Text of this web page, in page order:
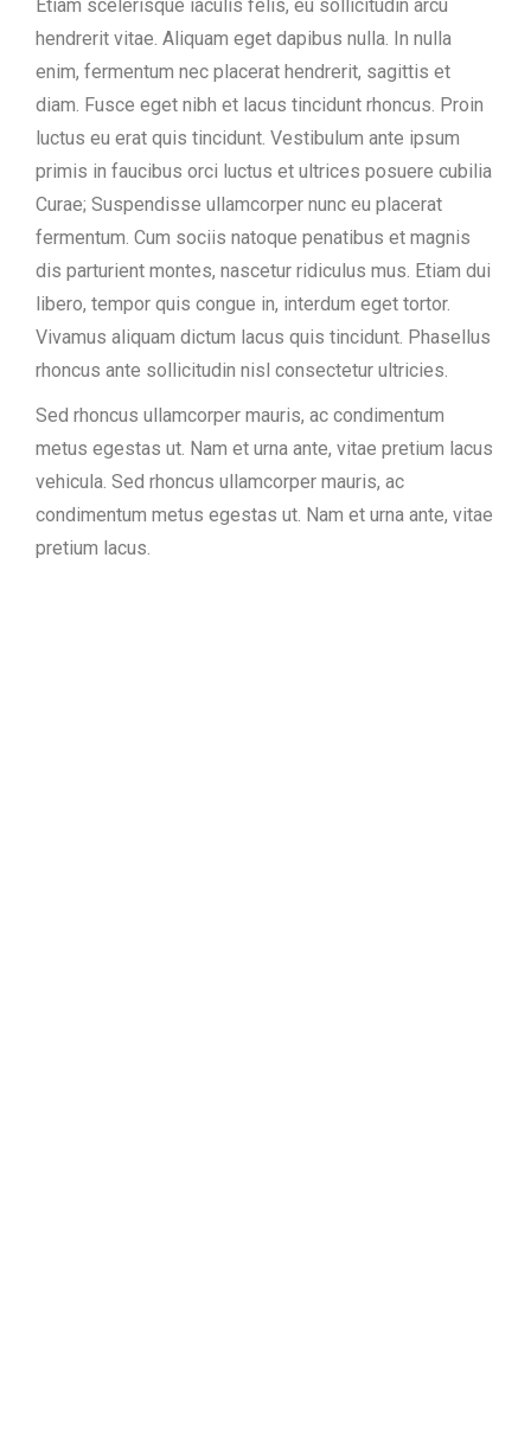
Etiam scelerisque iaculis felis, eu sollicitudin arcu
hendrerit vitae. Aliquam eget dapibus nulla. In nulla
enim, fermentum nec placerat hendrerit, sagittis et
diam. Fusce eget nibh et lacus tincidunt rhoncus. Proin
luctus eu erat quis tincidunt. Vestibulum ante ipsum
primis in faucibus orci luctus et ultrices posuere cubilia
Curae; Suspendisse ullamcorper nunc eu placerat
fermentum. Cum sociis natoque penatibus et magnis
dis parturient montes, nascetur ridiculus mus. Etiam dui
libero, tempor quis congue in, interdum eget tortor.
Vivamus aliquam dictum lacus quis tincidunt. Phasellus
rhoncus ante sollicitudin nisl consectetur ultricies.
Sed rhoncus ullamcorper mauris, ac condimentum
metus egestas ut. Nam et urna ante, vitae pretium lacus
vehicula. Sed rhoncus ullamcorper mauris, ac
condimentum metus egestas ut. Nam et urna ante, vitae
pretium lacus.